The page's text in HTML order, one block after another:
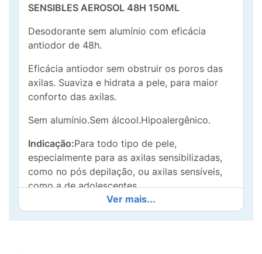
SENSIBLES AEROSOL 48H 150ML
Desodorante sem alumínio com eficácia
antiodor de 48h.
Eficácia antiodor sem obstruir os poros das
axilas. Suaviza e hidrata a pele, para maior
conforto das axilas.
Sem alumínio.Sem álcool.Hipoalergênico.
Indicação:Para todo tipo de pele,
especialmente para as axilas sensibilizadas,
como no pós depilação, ou axilas sensíveis,
como a de adolescentes.
Modo de usar:Agitar antes de usar. Vaporizar
a 15cm de distância das axilas.
Ver mais...